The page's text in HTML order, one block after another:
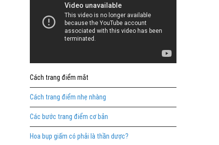
Cách trang điểm mắt
Cách trang điểm nhẹ nhàng
Các bước trang điểm cơ bản
Hoa bụp giấm có phải là thần dược?